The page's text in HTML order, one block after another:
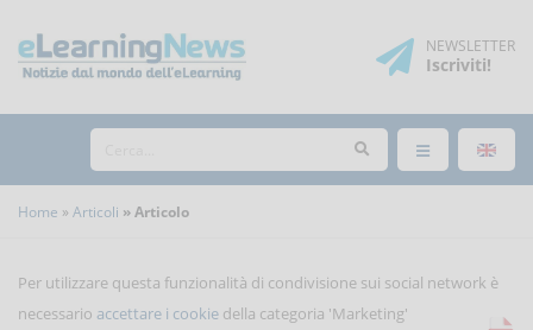
NEWSLETTER
Iscriviti!
Home Articoli Articolo
Per utilizzare questa funzionalità di condivisione sui social network è
necessario accettare i cookie della categoria 'Marketing'